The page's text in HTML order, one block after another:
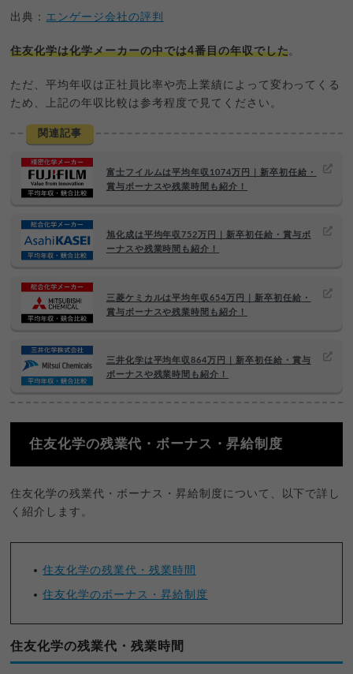
出典： エンゲージ会社の評判
住友化学は化学メーカーの中では4番目の年収でした。
ただ、平均年収は正社員比率や売上業績によって変わってくる
ため、上記の年収比較は参考程度で見てください。
関連記事
富士フイルムは平均年収1074万円｜新卒初任給・
賞与ボーナスや残業時間も紹介！
旭化成は平均年収752万円｜新卒初任給・賞与ボ
ーナスや残業時間も紹介！
三菱ケミカルは平均年収654万円｜新卒初任給・
賞与ボーナスや残業時間も紹介！
三井化学は平均年収864万円｜新卒初任給・賞与
ボーナスや残業時間も紹介！
住友化学の残業代・ボーナス・昇給制度
住友化学の残業代・ボーナス・昇給制度について、以下で詳し
く紹介します。
住友化学の残業代・残業時間
住友化学のボーナス・昇給制度
住友化学の残業代・残業時間